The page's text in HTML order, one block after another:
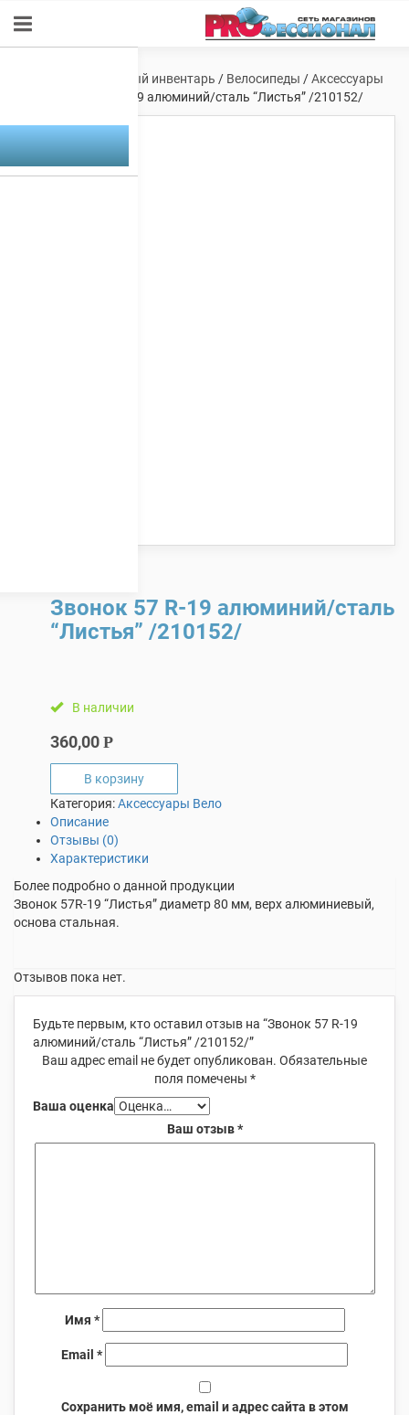
Спортивный инвентарь / Велосипеды /Аксессуары
/ Звонок 57 R-19 алюминий/сталь “Листья” /210152/
Звонок 57 R-19 алюминий/сталь
“Листья” /210152/
В наличии
360,00 Р
В корзину
Категория:Аксессуары Вело
Описание
Отзывы (0)
Характеристики
Более подробно о данной продукции
Звонок 57R-19 “Листья” диаметр 80 мм, верх алюминиевый,
основа стальная.
Отзывов пока нет.
Будьте первым, кто оставил отзыв на “Звонок 57 R-19
алюминий/сталь “Листья” /210152/”
Ваш адрес email не будет опубликован. Обязательные
поля помечены *
Ваша оценка
Ваш отзыв*
Имя *
Email *
Сохранить моё имя, email и адрес сайта в этом